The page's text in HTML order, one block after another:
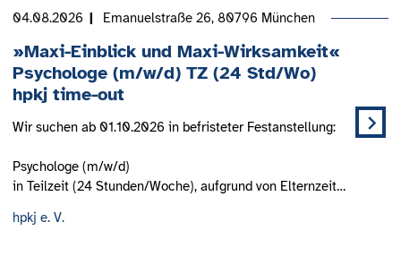
»Maxi-Einblick und Maxi-Wirksamkeit«
Psychologe (m/w/d) TZ (24 Std/Wo)
hpkj time-out
Wir suchen ab 01.10.2026 in befristeter Festanstellung:
Psychologe (m/w/d)
in Teilzeit (24 Stunden/Woche), aufgrund von Elternzeit…
hpkj e. V.
04.08.2026 Emanuelstraße 26, 80796 München